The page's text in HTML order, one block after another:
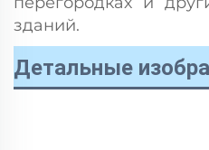
зданий.
Детальные